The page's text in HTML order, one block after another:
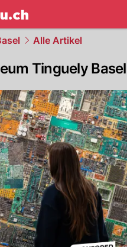
NAU.ch
Alle Artikel
Tinguely Basel